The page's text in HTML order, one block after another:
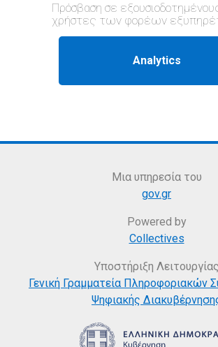
Πρόσβαση σε
χρήστες των φορέων
Μια υπηρεσία του
gov.gr
Powered by
Collectives
Υποστήριξη Λειτουργίας
Γενική Γραμματεία Πληροφοριακών
Ψηφιακής